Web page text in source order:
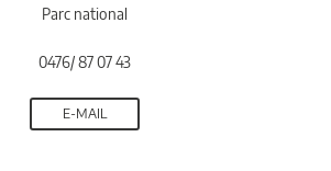
Parc national
0476/ 87 07 43
E-MAIL